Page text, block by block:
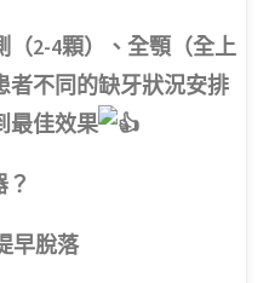
（2-4顆）、全顎（全上
者不同的缺牙狀況安排
最佳效果
早脫落